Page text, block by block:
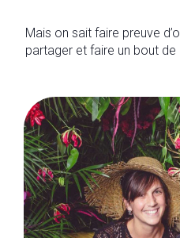
Mais on sait faire preuve
partager et faire un bout